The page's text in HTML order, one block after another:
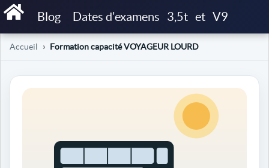
Blog Dates d'examens 3,5t et V9
Accueil Formation capacité VOYAGEUR LOURD